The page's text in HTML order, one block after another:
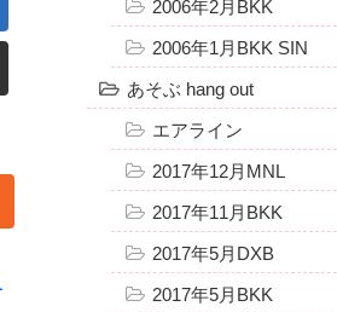
2006年2月BKK
2006年1月BKK SIN
あそぶ hang out
エアライン
2017年12月MNL
2017年11月BKK
2017年5月DXB
2017年5月BKK